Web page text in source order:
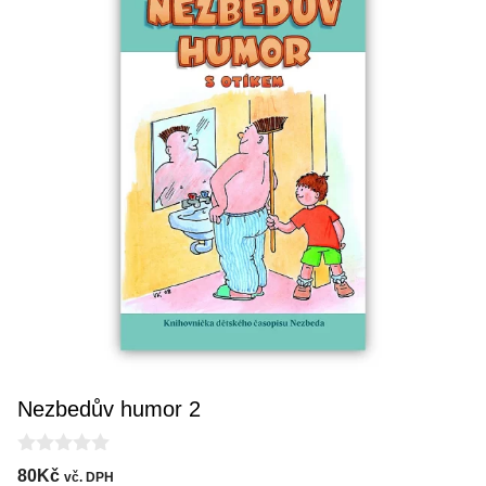
Nezbedův humor 2
0
80Kč vč. DPH